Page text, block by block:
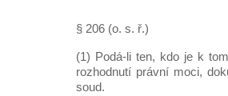
§ 206 (o. s. ř.)
(1) Podá-li ten, kdo je k
rozhodnutí právní moci,
soud.